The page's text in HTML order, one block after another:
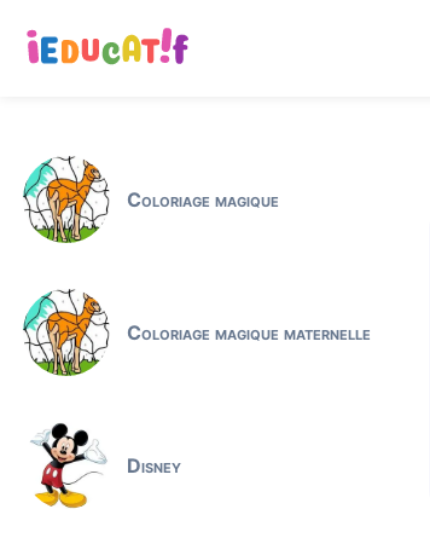
Coloriage magique
Coloriage magique maternelle
Disney